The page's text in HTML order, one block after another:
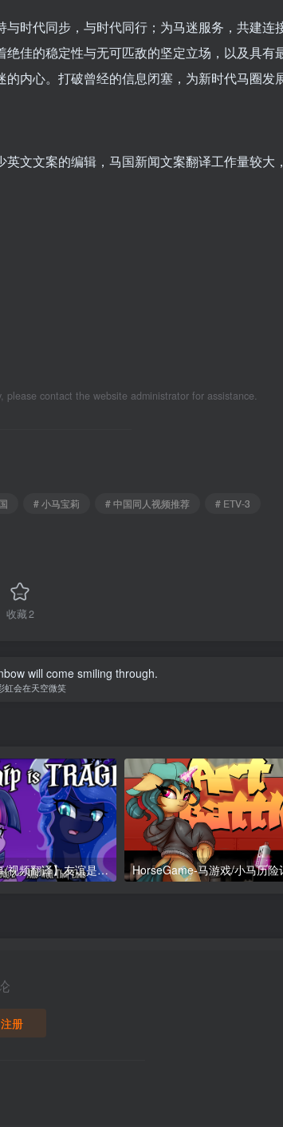
时代同步，与时代同行；为马迷服务，共建连
佳的稳定性与无可匹敌的坚定立场，以及具有
内心。打破曾经的信息闭塞，为新时代马圈发
文文案的编辑，马国新闻文案翻译工作量较大
contact the website administrator for assistance.
# 小马宝莉 # 中国同人视频推荐 # ETV-3
收藏2
will come smiling through.
虹会在天空微笑
【长篇故事/视频翻译】友谊是悲剧-S1E2-万念俱灰 HorseGame-马游戏/小马历险
注册